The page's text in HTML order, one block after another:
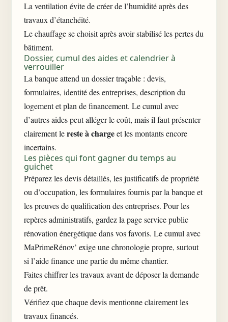
La ventilation évite de créer de l’humidité après des
travaux d’étanchéité.
Le chauffage se choisit après avoir stabilisé les pertes du
bâtiment.
Dossier, cumul des aides et calendrier à
verrouiller
La banque attend un dossier traçable : devis,
formulaires, identité des entreprises, description du
logement et plan de financement. Le cumul avec
d’autres aides peut alléger le coût, mais il faut présenter
clairement lereste à chargeet les montants encore
incertains.
Les pièces qui font gagner du temps au
guichet
Préparez les devis détaillés, les justificatifs de propriété
ou d’occupation, les formulaires fournis par la banque et
les preuves de qualification des entreprises. Pour les
repères administratifs, gardez la pageservice public
rénovation énergétiquedans vos favoris. Le cumul avec
MaPrimeRénov’ exige une chronologie propre, surtout
si l’aide finance une partie du même chantier.
Faites chiffrer les travaux avant de déposer la demande
de prêt.
Vérifiez que chaque devis mentionne clairement les
travaux financés.